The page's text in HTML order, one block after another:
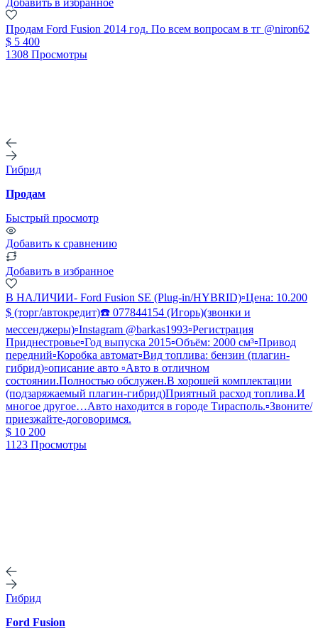
Продам Ford Fusion 2014 год. По всем вопросам в тг @niron62
$ 5 400
1308 Просмотры
Гибрид
Продам
Быстрый просмотр
Добавить к сравнению
Добавить в избранное
В НАЛИЧИИ- Ford Fusion SE (Plug-in/HYBRID)▫️Цена: 10.200
$ (торг/автокредит)☎️ 077844154 (Игорь)(звонки и
мессенджеры)▫️Instagram @barkas1993▫️Регистрация
Приднестровье▫️Год выпуска 2015▫️Объём: 2000 см³▫️Привод
передний▫️Коробка автомат▫️Вид топлива: бензин (плагин-
гибрид)▫️описание авто ▫️Авто в отличном
состоянии.Полностью обслужен.В хорошей комплектации
(подзаряжаемый плагин-гибрид)Приятный расход топлива.И
многое другое…Авто находится в городе Тирасполь.▫️Звоните/
приезжайте-договоримся.
$ 10 200
1123 Просмотры
Гибрид
Ford Fusion